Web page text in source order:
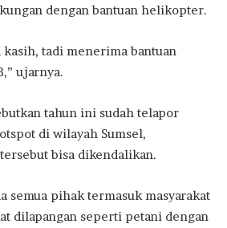
dengan bantuan helikopter.
kasih, tadi menerima bantuan
ujarnya.
tahun ini sudah telapor
di wilayah Sumsel,
bisa dikendalikan.
semua pihak termasuk masyarakat
dilapangan seperti petani dengan